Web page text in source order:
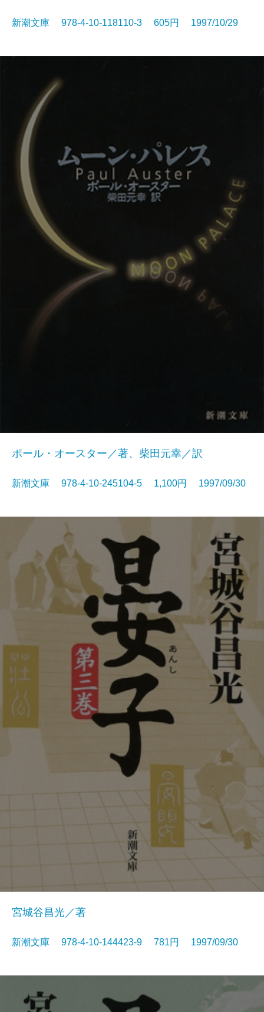
新潮文庫 978-4-10-118110-3 605円 1997/10/29
ポール・オースター／著、柴田元幸／訳
新潮文庫 978-4-10-245104-5 1,100円 1997/09/30
宮城谷昌光／著
新潮文庫 978-4-10-144423-9 781円 1997/09/30